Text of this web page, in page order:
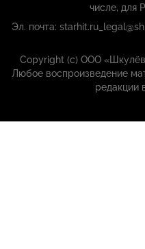
числе, для
Эл. почта:
Copyright (с) ООО
Любое воспроизведение
редакции